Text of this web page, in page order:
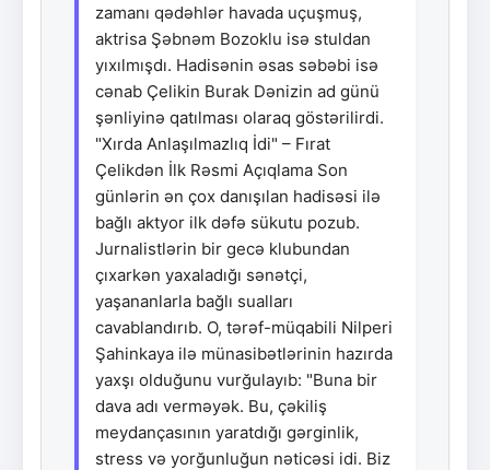
zamanı qədəhlər havada uçuşmuş,
aktrisa Şəbnəm Bozoklu isə stuldan
yıxılmışdı. Hadisənin əsas səbəbi isə
cənab Çelikin Burak Dənizin ad günü
şənliyinə qatılması olaraq göstərilirdi.
"Xırda Anlaşılmazlıq İdi" – Fırat
Çelikdən İlk Rəsmi Açıqlama Son
günlərin ən çox danışılan hadisəsi ilə
bağlı aktyor ilk dəfə sükutu pozub.
Jurnalistlərin bir gecə klubundan
çıxarkən yaxaladığı sənətçi,
yaşananlarla bağlı sualları
cavablandırıb. O, tərəf-müqabili Nilperi
Şahinkaya ilə münasibətlərinin hazırda
yaxşı olduğunu vurğulayıb: "Buna bir
dava adı verməyək. Bu, çəkiliş
meydançasının yaratdığı gərginlik,
stress və yorğunluğun nəticəsi idi. Biz